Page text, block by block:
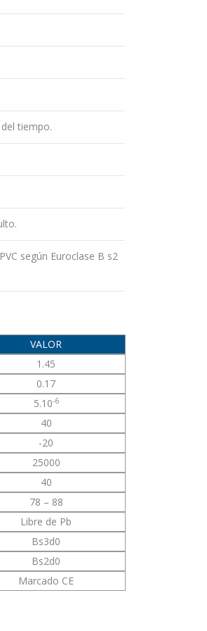
tiempo.
según Euroclase B s2
VALOR
1.45
0.17
5.10-6
40
-20
25000
40
78 – 88
Libre de Pb
Bs3d0
Bs2d0
Marcado CE